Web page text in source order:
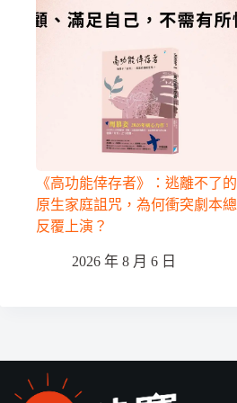
《高功能倖存者》：逃離不了的
原生家庭詛咒，為何衝突劇本總
反覆上演？
2026 年 8 月 6 日